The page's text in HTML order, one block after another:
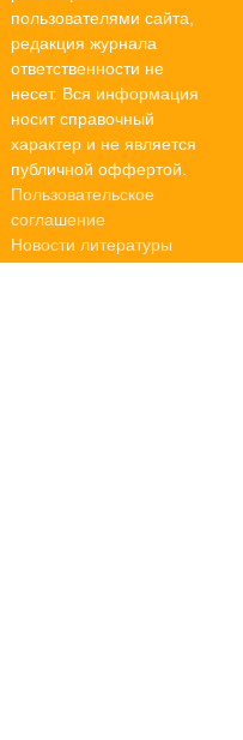
пользователями сайта,
редакция журнала
ответственности не
несет. Вся информация
носит справочный
характер и не является
публичной оффертой.
Пользовательское
соглашение
Новости литературы